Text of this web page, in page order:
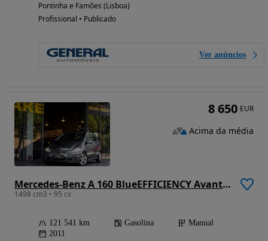
Pontinha e Famões (Lisboa)
Profissional • Publicado
Ver anúncios
Mercedes-Benz A 160 BlueEFFICIENCY Avantgarde
1498 cm3 • 95 cv
121 541 km Gasolina
Manual
2011
8 650 EUR
Acima da média